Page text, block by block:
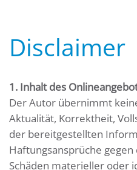
Disclaimer
1. Inhalt des
Der Autor übernimmt
Aktualität, Korrektheit,
der bereitgestellten
Haftungsansprüche
Schäden materieller oder